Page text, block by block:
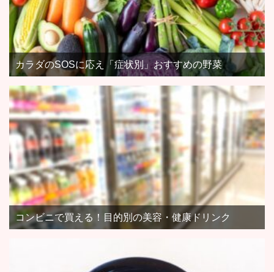
カラダのSOSに応え「症状別」おすすめの野菜
コンビニで買える！目的別の美容・健康ドリンク